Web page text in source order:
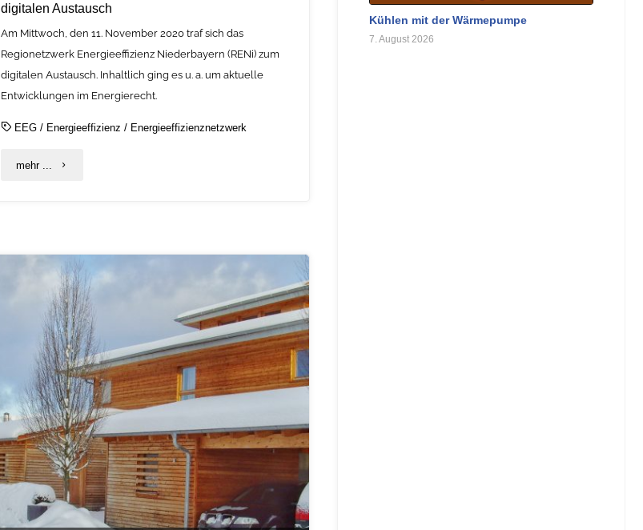
digitalen Austausch
Am Mittwoch, den 11. November 2020 traf sich das
Regionetzwerk Energieeffizienz Niederbayern (RENi) zum
digitalen Austausch. Inhaltlich ging es u. a. um aktuelle
Entwicklungen im Energierecht.
EEG / Energieeffizienz / Energieeffizienznetzwerk
mehr ... "Energieeffizienz
Unternehmensnetzwerk
RENi
trifft
sich
zum
digitalen
Austausch"
Kühlen mit der Wärmepumpe
7. August 2026